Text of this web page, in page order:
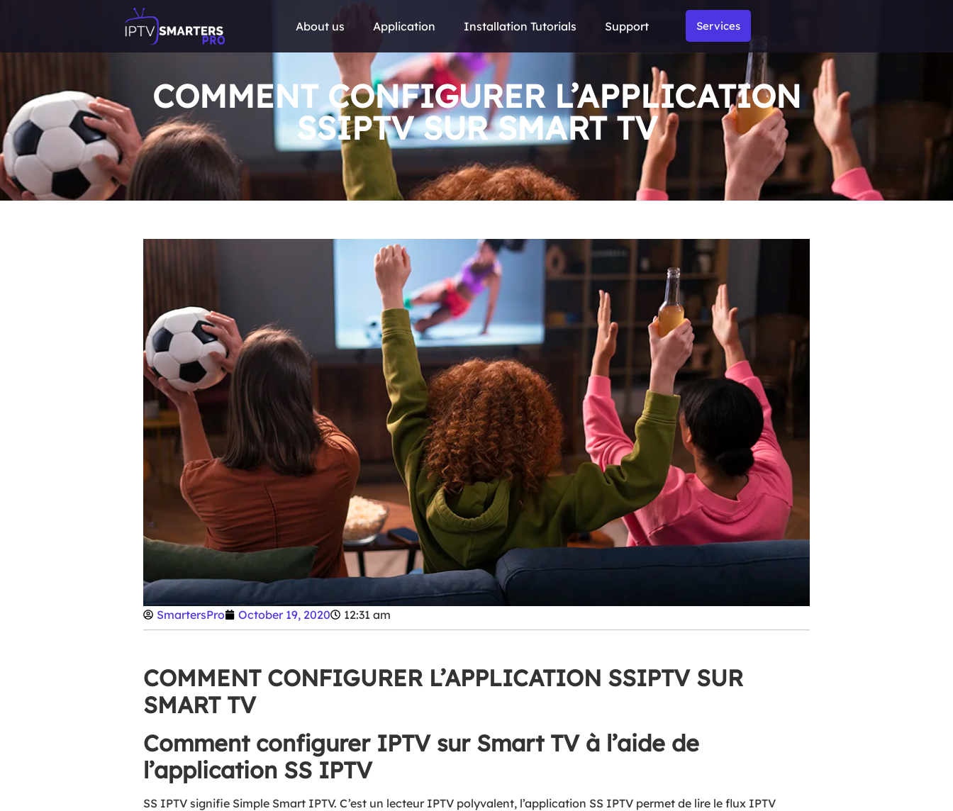
About us Application Installation Tutorials Support Services
COMMENT CONFIGURER L’APPLICATION
SSIPTV SUR SMART TV
SmartersPro October 19, 2020 12:31 am
COMMENT CONFIGURER L’APPLICATION SSIPTV SUR
SMART TV
Comment configurer IPTV sur Smart TV à l’aide de
l’application SS IPTV
SS IPTV signifie Simple Smart IPTV. C’est un lecteur IPTV polyvalent, l’application SS IPTV permet de lire le flux IPTV